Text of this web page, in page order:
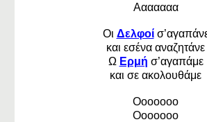
Ααααααα
Οι Δελφοί
και εσένα αναζητάνε
Ω Ερμή σ’αγαπάμε
και σε ακολουθάμε
Οοοοοοο
Οοοοοοο